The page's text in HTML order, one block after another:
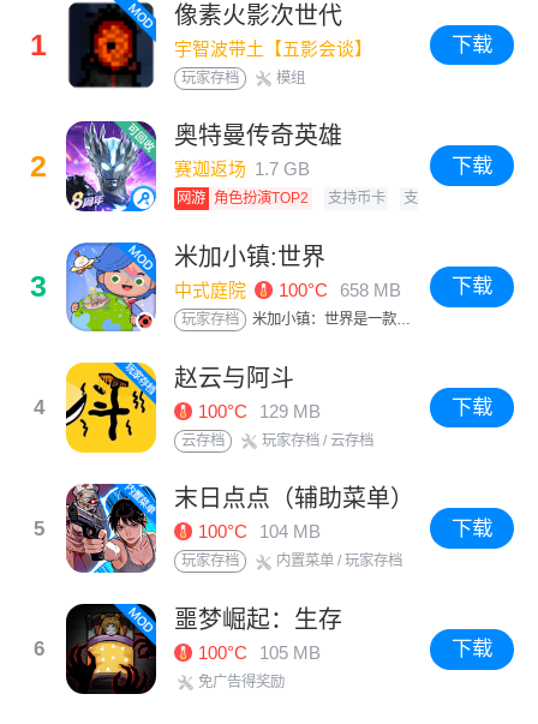
1
像素火影次世代
宇智波带土【五影会谈】
100°C
406 MB
玩家存档 模组
下载
2
奥特曼传奇英雄
赛迦返场 1.7 GB
网游 角色扮演TOP2 支持币卡 支持回收
下载
3
米加小镇:世界
中式庭院 100°C 658 MB
玩家存档 米加小镇：世界是一款全新的超级应用，你可以搭建自己的世界，并创作出自己更好的故事。
下载
4
赵云与阿斗
100°C 129 MB
云存档 玩家存档/ 云存档
下载
5
末日点点（辅助菜单）
100°C 104 MB
玩家存档 内置菜单/ 玩家存档
下载
6
噩梦崛起：生存
100°C 105 MB
免广告得奖励
下载